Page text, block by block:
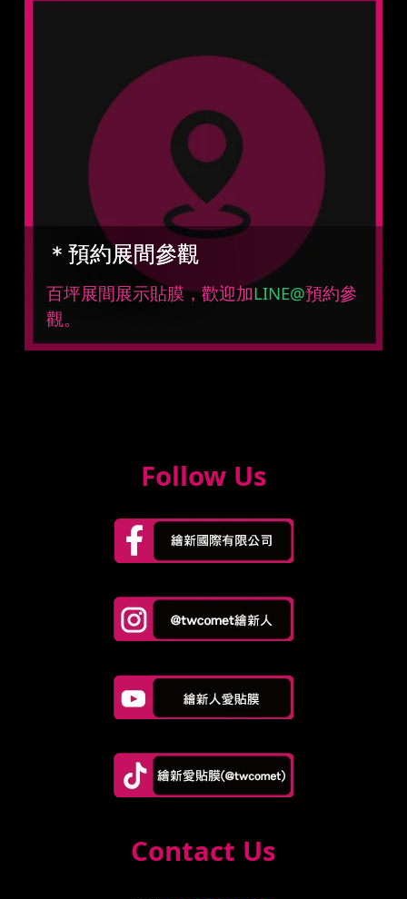
＊預約展間參觀
百坪展間展示貼膜，歡迎加LINE@預約參
觀。
Follow Us
Contact Us